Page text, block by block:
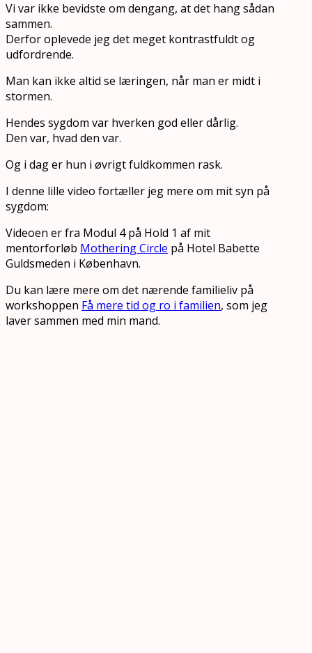
Vi var ikke bevidste om dengang, at det hang sådan
sammen.
Derfor oplevede jeg det meget kontrastfuldt og
udfordrende.
Man kan ikke altid se læringen, når man er midt i
stormen.
Hendes sygdom var hverken god eller dårlig.
Den var, hvad den var.
Og i dag er hun i øvrigt fuldkommen rask.
I denne lille video fortæller jeg mere om mit syn på
sygdom:
Videoen er fra Modul 4 på Hold 1 af mit
mentorforløb Mothering Circle på Hotel Babette
Guldsmeden i København.
Du kan lære mere om det nærende familieliv på
workshoppen Få mere tid og ro i familien, som jeg
laver sammen med min mand.